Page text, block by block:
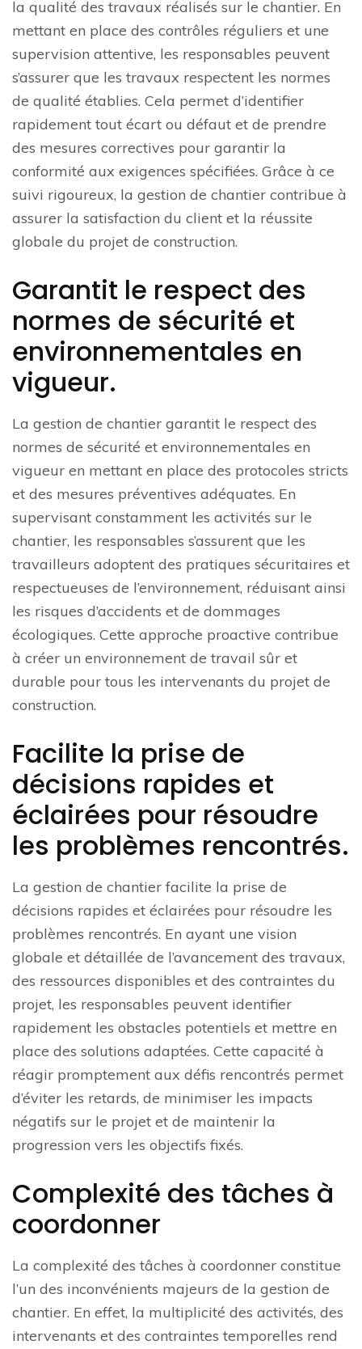
la qualité des travaux réalisés sur le chantier. En
mettant en place des contrôles réguliers et une
supervision attentive, les responsables peuvent
s’assurer que les travaux respectent les normes
de qualité établies. Cela permet d’identifier
rapidement tout écart ou défaut et de prendre
des mesures correctives pour garantir la
conformité aux exigences spécifiées. Grâce à ce
suivi rigoureux, la gestion de chantier contribue à
assurer la satisfaction du client et la réussite
globale du projet de construction.
Garantit le respect des
normes de sécurité et
environnementales en
vigueur.
La gestion de chantier garantit le respect des
normes de sécurité et environnementales en
vigueur en mettant en place des protocoles stricts
et des mesures préventives adéquates. En
supervisant constamment les activités sur le
chantier, les responsables s’assurent que les
travailleurs adoptent des pratiques sécuritaires et
respectueuses de l’environnement, réduisant ainsi
les risques d’accidents et de dommages
écologiques. Cette approche proactive contribue
à créer un environnement de travail sûr et
durable pour tous les intervenants du projet de
construction.
Facilite la prise de
décisions rapides et
éclairées pour résoudre
les problèmes rencontrés.
La gestion de chantier facilite la prise de
décisions rapides et éclairées pour résoudre les
problèmes rencontrés. En ayant une vision
globale et détaillée de l’avancement des travaux,
des ressources disponibles et des contraintes du
projet, les responsables peuvent identifier
rapidement les obstacles potentiels et mettre en
place des solutions adaptées. Cette capacité à
réagir promptement aux défis rencontrés permet
d’éviter les retards, de minimiser les impacts
négatifs sur le projet et de maintenir la
progression vers les objectifs fixés.
Complexité des tâches à
coordonner
La complexité des tâches à coordonner constitue
l’un des inconvénients majeurs de la gestion de
chantier. En effet, la multiplicité des activités, des
intervenants et des contraintes temporelles rend